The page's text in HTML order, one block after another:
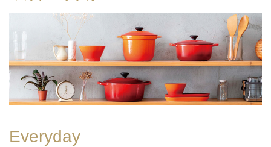
カレー：約12皿分
＊インナーリッドは別売りです。別売りのインナーリッドは≪こちら≫
＊炊飯の目安：5合まで
＊内側はブラックマットホーローです。
＊ツマミのカラーは画像でご確認ください。
Everyday